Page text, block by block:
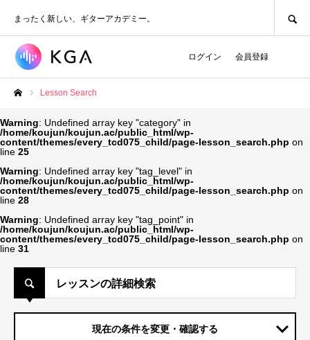
まったく新しい、ギターアカデミー。
ログイン 会員登録
Lesson Search
Warning: Undefined array key "category" in
/home/koujun/koujun.ac/public_html/wp-
content/themes/every_tcd075_child/page-lesson_search.php on
line 25
Warning: Undefined array key "tag_level" in
/home/koujun/koujun.ac/public_html/wp-
content/themes/every_tcd075_child/page-lesson_search.php on
line 28
Warning: Undefined array key "tag_point" in
/home/koujun/koujun.ac/public_html/wp-
content/themes/every_tcd075_child/page-lesson_search.php on
line 31
レッスンの詳細検索
現在の条件を変更・確認する